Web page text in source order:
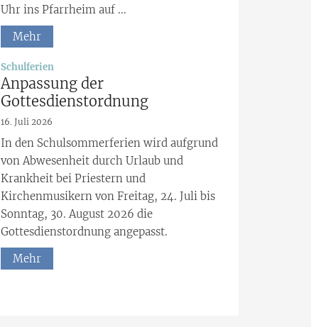
Uhr ins Pfarrheim auf ...
Mehr
Schulferien
Anpassung der
Gottesdienstordnung
16. Juli 2026
In den Schulsommerferien wird aufgrund
von Abwesenheit durch Urlaub und
Krankheit bei Priestern und
Kirchenmusikern von Freitag, 24. Juli bis
Sonntag, 30. August 2026 die
Gottesdienstordnung angepasst.
Mehr